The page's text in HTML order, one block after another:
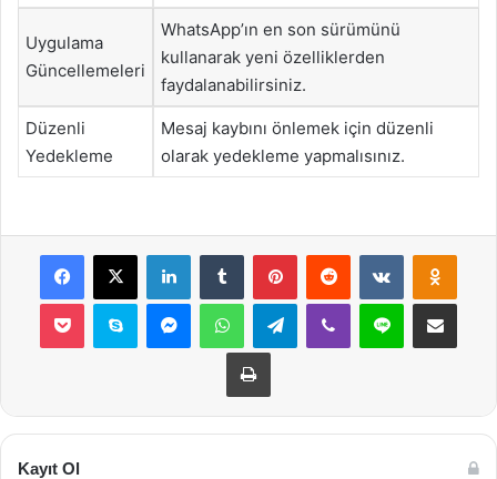
Uygulama
Güncellemeleri
WhatsApp’ın en son sürümünü
kullanarak yeni özelliklerden
faydalanabilirsiniz.
Düzenli
Yedekleme
Mesaj kaybını önlemek için düzenli
olarak yedekleme yapmalısınız.
Facebook
X LinkedInTumblr PinterestReddit VKontakte
Pocket Skype MessengerWhatsAppTelegramViber Line E-Posta ile
Yazdır
Kayıt Ol